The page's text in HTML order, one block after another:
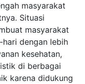
masyarakat
Situasi
masyarakat
dengan lebih
kesehatan,
di berbagai
karena didukung